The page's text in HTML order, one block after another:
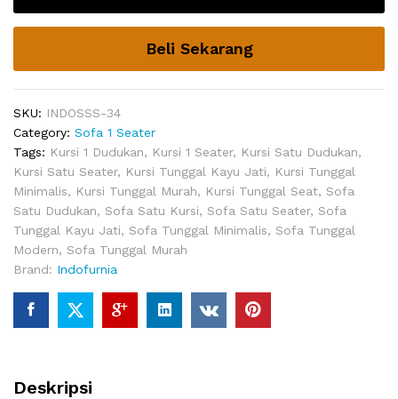
quantity
Beli Sekarang
SKU: INDOSSS-34
Category: Sofa 1 Seater
Tags: Kursi 1 Dudukan, Kursi 1 Seater, Kursi Satu Dudukan,
Kursi Satu Seater, Kursi Tunggal Kayu Jati, Kursi Tunggal
Minimalis, Kursi Tunggal Murah, Kursi Tunggal Seat, Sofa
Satu Dudukan, Sofa Satu Kursi, Sofa Satu Seater, Sofa
Tunggal Kayu Jati, Sofa Tunggal Minimalis, Sofa Tunggal
Modern, Sofa Tunggal Murah
Brand: Indofurnia
Deskripsi